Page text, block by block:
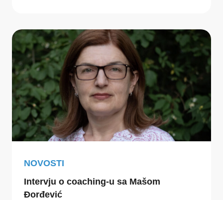
NOVOSTI
Intervju o coaching-u sa Mašom
Đorđević